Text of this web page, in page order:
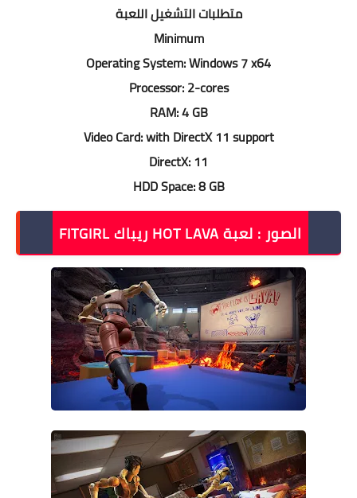
متطلبات التشغيل اللعبة
Minimum
Operating System: Windows 7 x64
Processor: 2-cores
RAM: 4 GB
Video Card: with DirectX 11 support
DirectX: 11
HDD Space: 8 GB
الصور : لعبة HOT LAVA ريباك FITGIRL